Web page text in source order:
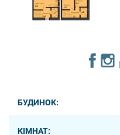
БУДИНОК:
КІМНАТ: